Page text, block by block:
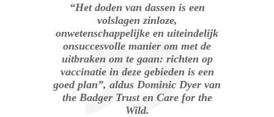
“Het doden van dassen is een
volslagen zinloze,
onwetenschappelijke en uiteindelijk
onsuccesvolle manier om met de
uitbraken om te gaan: richten op
vaccinatie in deze gebieden is een
goed plan”, aldus Dominic Dyer van
the Badger Trust en Care for the
Wild.